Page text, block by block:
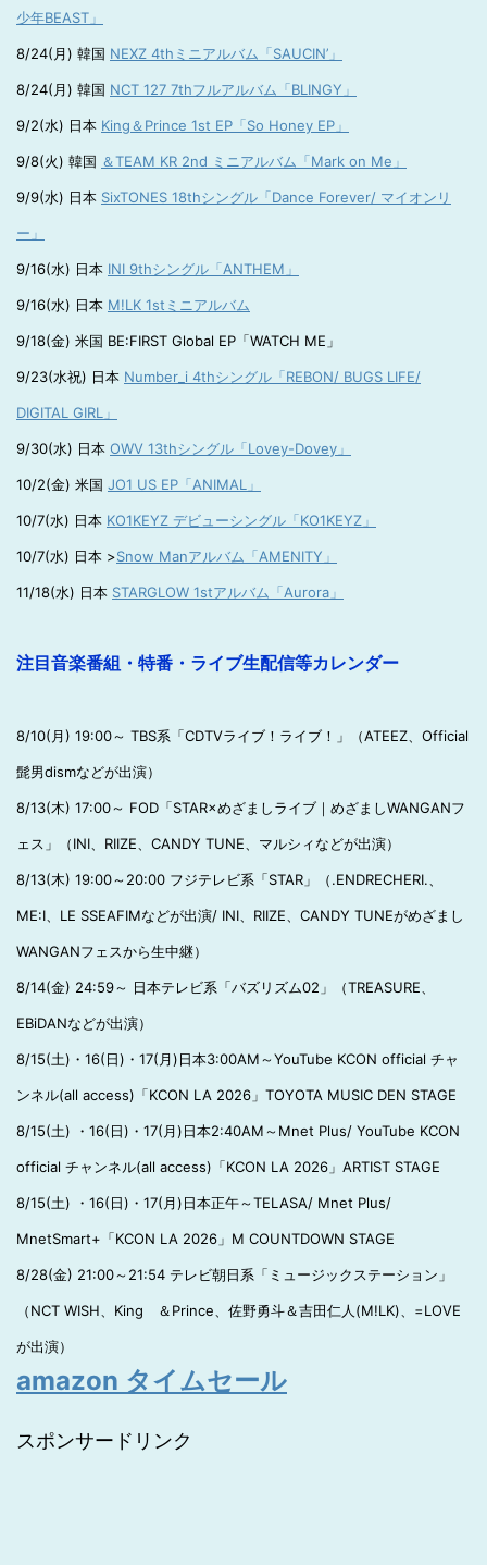
少年BEAST」
8/24(月) 韓国 NEXZ 4thミニアルバム「SAUCIN’」
8/24(月) 韓国 NCT 127 7thフルアルバム「BLINGY」
9/2(水) 日本 King＆Prince 1st EP「So Honey EP」
9/8(火) 韓国 ＆TEAM KR 2nd ミニアルバム「Mark on Me」
9/9(水) 日本 SixTONES 18thシングル「Dance Forever/ マイオンリ
ー」
9/16(水) 日本 INI 9thシングル「ANTHEM」
9/16(水) 日本 M!LK 1stミニアルバム
9/18(金) 米国 BE:FIRST Global EP「WATCH ME」
9/23(水祝) 日本 Number_i 4thシングル「REBON/ BUGS LIFE/
DIGITAL GIRL」
9/30(水) 日本 OWV 13thシングル「Lovey-Dovey」
10/2(金) 米国 JO1 US EP「ANIMAL」
10/7(水) 日本 KO1KEYZ デビューシングル「KO1KEYZ」
10/7(水) 日本 >Snow Manアルバム「AMENITY」
11/18(水) 日本 STARGLOW 1stアルバム「Aurora」
注目音楽番組・特番・ライブ生配信等カレンダー
8/10(月) 19:00～ TBS系「CDTVライブ！ライブ！」（ATEEZ、Official
髭男dismなどが出演）
8/13(木) 17:00～ FOD「STAR×めざましライブ｜めざましWANGANフ
ェス」（INI、RIIZE、CANDY TUNE、マルシィなどが出演）
8/13(木) 19:00～20:00 フジテレビ系「STAR」（.ENDRECHERI.、
ME:I、LE SSEAFIMなどが出演/ INI、RIIZE、CANDY TUNEがめざまし
WANGANフェスから生中継）
8/14(金) 24:59～ 日本テレビ系「バズリズム02」（TREASURE、
EBiDANなどが出演）
8/15(土)・16(日)・17(月)日本3:00AM～YouTube KCON official チャ
ンネル(all access)「KCON LA 2026」TOYOTA MUSIC DEN STAGE
8/15(土) ・16(日)・17(月)日本2:40AM～Mnet Plus/ YouTube KCON
official チャンネル(all access)「KCON LA 2026」ARTIST STAGE
8/15(土) ・16(日)・17(月)日本正午～TELASA/ Mnet Plus/
MnetSmart+「KCON LA 2026」M COUNTDOWN STAGE
8/28(金) 21:00～21:54 テレビ朝日系「ミュージックステーション」
（NCT WISH、King ＆Prince、佐野勇斗＆吉田仁人(M!LK)、=LOVE
が出演）
amazon タイムセール
スポンサードリンク